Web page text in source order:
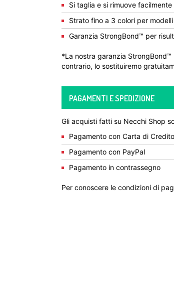
Si taglia e si rimuove facilmente
Strato fino a 3 colori per
Garanzia StrongBond™ per
*La nostra garanzia
contrario, lo sostituiremo
PAGAMENTI E SPEDIZIONE
Gli acquisti fatti su Necchi Shop
Pagamento con Carta di Credito
Pagamento con PayPal
Pagamento in contrassegno
Per conoscere le condizioni di